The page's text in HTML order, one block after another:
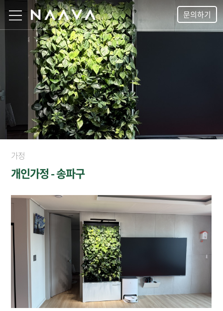
문의하기
가정
개인가정 - 송파구